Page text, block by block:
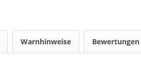
Warnhinweise Bewertungen